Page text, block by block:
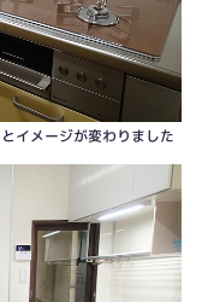
イメージが変わりました